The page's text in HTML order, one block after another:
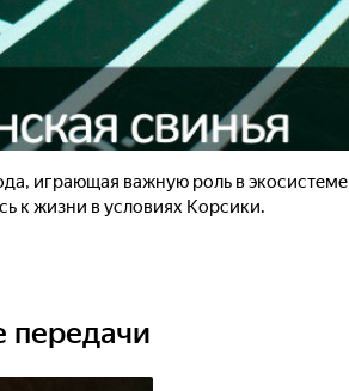
играющая важную роль в экосистеме
к жизни в условиях Корсики.
передачи